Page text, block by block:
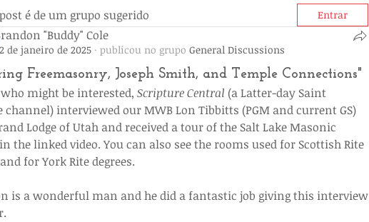
é de um grupo sugerido Entrar
"Buddy" Cole
de janeiro de 2025 · publicou no grupo General Discussions
Freemasonry, Joseph Smith, and Temple Connections"
might be interested, Scripture Central (a Latter-day Saint
channel) interviewed our MWB Lon Tibbitts (PGM and current GS)
Lodge of Utah and received a tour of the Salt Lake Masonic
the linked video. You can also see the rooms used for Scottish Rite
for York Rite degrees.
is a wonderful man and he did a fantastic job giving this interview